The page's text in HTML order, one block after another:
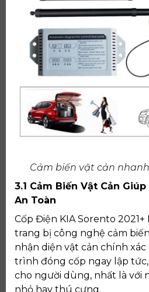
Cảm biến vật cản
3.1 Cảm Biến Vật Cản
An Toàn
Cốp Điện KIA Sorento
trang bị công nghệ cảm
nhận diện vật cản chính
trình đóng cốp ngay lập
cho người dùng, nhất là với
nhỏ hay thú cưng.